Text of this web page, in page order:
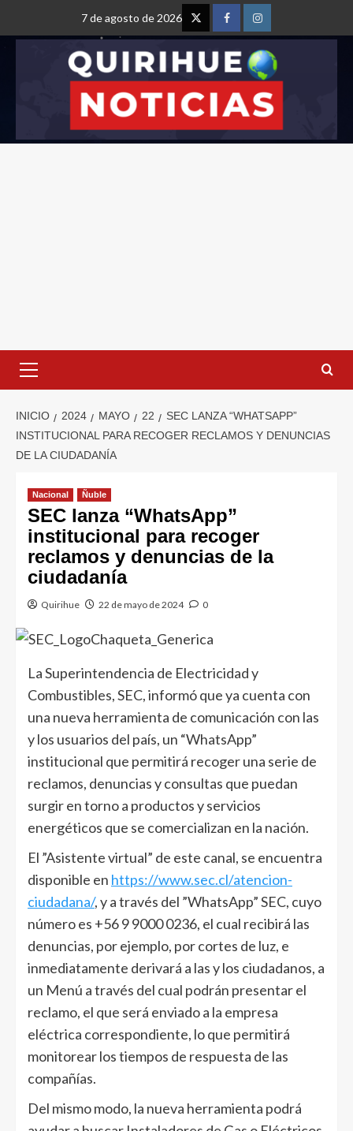
7 de agosto de 2026
INICIO 2024 MAYO 22
SEC LANZA “WHATSAPP”
INSTITUCIONAL PARA RECOGER RECLAMOS Y DENUNCIAS
DE LA CIUDADANÍA
Nacional Ñuble
SEC lanza “WhatsApp”
institucional para recoger
reclamos y denuncias de la
ciudadanía
Quirihue 22 de mayo de 2024 0
La Superintendencia de Electricidad y
Combustibles, SEC, informó que ya cuenta con
una nueva herramienta de comunicación con las
y los usuarios del país, un “WhatsApp”
institucional que permitirá recoger una serie de
reclamos, denuncias y consultas que puedan
surgir en torno a productos y servicios
energéticos que se comercializan en la nación.
El ”Asistente virtual” de este canal, se encuentra
disponible en https://www.sec.cl/atencion-
ciudadana/, y a través del ”WhatsApp” SEC, cuyo
número es +56 9 9000 0236, el cual recibirá las
denuncias, por ejemplo, por cortes de luz, e
inmediatamente derivará a las y los ciudadanos, a
un Menú a través del cual podrán presentar el
reclamo, el que será enviado a la empresa
eléctrica correspondiente, lo que permitirá
monitorear los tiempos de respuesta de las
compañías.
Del mismo modo, la nueva herramienta podrá